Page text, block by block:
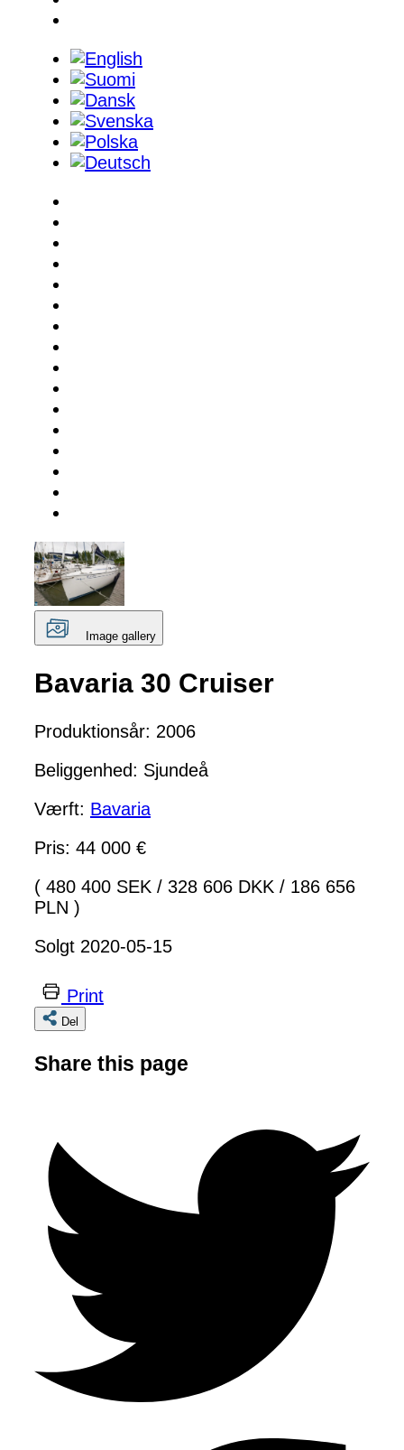
Image gallery
Bavaria 30 Cruiser
Produktionsår: 2006
Beliggenhed: Sjundeå
Værft: Bavaria
Pris: 44 000 €
( 480 400 SEK / 328 606 DKK / 186 656
PLN )
Solgt 2020-05-15
Print
Del
Share this page